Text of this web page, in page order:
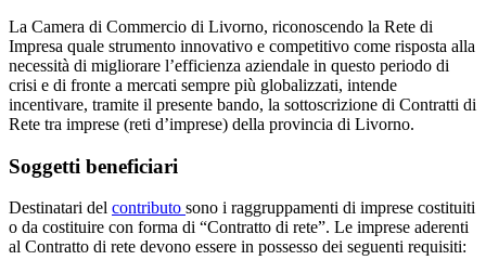
La Camera di Commercio di Livorno, riconoscendo la Rete di
Impresa quale strumento innovativo e competitivo come risposta alla
necessità di migliorare l’efficienza aziendale in questo periodo di
crisi e di fronte a mercati sempre più globalizzati, intende
incentivare, tramite il presente bando, la sottoscrizione di Contratti di
Rete tra imprese (reti d’imprese) della provincia di Livorno.
Soggetti beneficiari
Destinatari del contributo sono i raggruppamenti di imprese costituiti
o da costituire con forma di “Contratto di rete”. Le imprese aderenti
al Contratto di rete devono essere in possesso dei seguenti requisiti: